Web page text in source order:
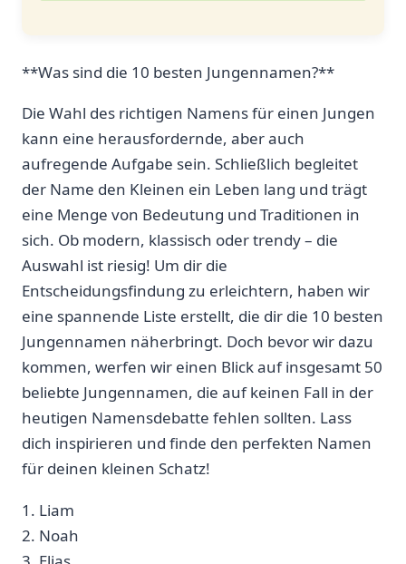
**Was sind die 10 ‍besten⁢ Jungennamen?**
Die ​Wahl des richtigen ⁢Namens für einen Jungen
kann eine herausfordernde,⁢ aber auch
aufregende Aufgabe sein. Schließlich ⁢begleitet
der Name den Kleinen ein Leben lang und trägt
eine Menge von Bedeutung und⁣ Traditionen in
‌sich. Ob modern, klassisch ‌oder⁣ trendy – die
Auswahl⁤ ist ‍riesig! Um⁣ dir ⁤die
Entscheidungsfindung​ zu erleichtern, haben wir‍
eine spannende Liste erstellt, die dir die 10⁤ besten
Jungennamen näherbringt. Doch bevor wir ⁤dazu
kommen, ‌werfen wir einen Blick ‌auf insgesamt 50
⁣beliebte Jungennamen, die‍ auf⁤ keinen ‍Fall in der
heutigen ‍Namensdebatte fehlen sollten. Lass
dich inspirieren ‍und finde den perfekten Namen
für​ deinen kleinen‍ Schatz!
1. ‌Liam
2. Noah⁤